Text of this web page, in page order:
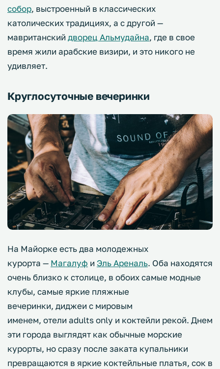
собор, выстроенный в классических
католических традициях, а с другой —
мавританский дворец Альмудайна, где в свое
время жили арабские визири, и это никого не
удивляет.
Круглосуточные вечеринки
На Майорке есть два молодежных
курорта — Магалуф и Эль Ареналь. Оба находятся
очень близко к столице, в обоих самые модные
клубы, самые яркие пляжные
вечеринки, диджеи с мировым
именем, отели adults only и коктейли рекой. Днем
эти города выглядят как обычные морские
курорты, но сразу после заката купальники
превращаются в яркие коктейльные платья, сок в